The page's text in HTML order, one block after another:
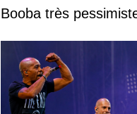
Booba très